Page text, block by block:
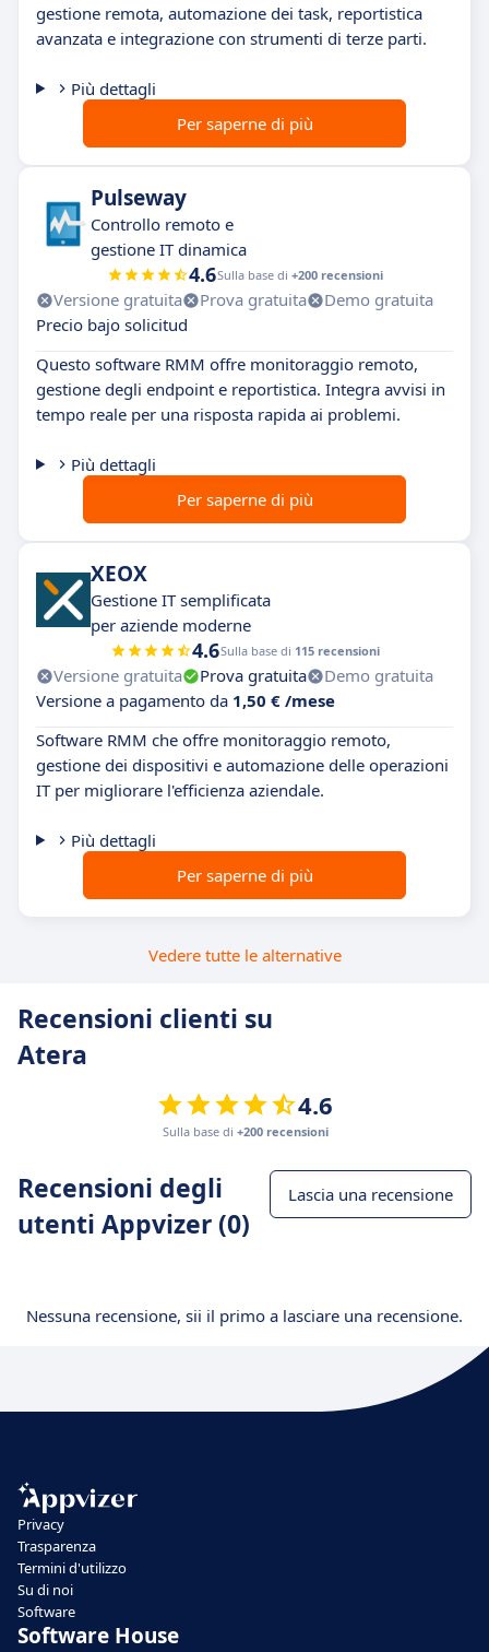
gestione remota, automazione dei task, reportistica
avanzata e integrazione con strumenti di terze parti.
Più dettagli
Per saperne di più
Pulseway
Controllo remoto e
gestione IT dinamica
4.6Sulla base di +200 recensioni
Versione gratuita Prova gratuita
Demo gratuita
Precio bajo solicitud
Questo software RMM offre monitoraggio remoto,
gestione degli endpoint e reportistica. Integra avvisi in
tempo reale per una risposta rapida ai problemi.
Più dettagli
Per saperne di più
XEOX
Gestione IT semplificata
per aziende moderne
4.6Sulla base di 115 recensioni
Versione gratuita Prova gratuita
Demo gratuita
Versione a pagamento da 1,50 € /mese
Software RMM che offre monitoraggio remoto,
gestione dei dispositivi e automazione delle operazioni
IT per migliorare l'efficienza aziendale.
Più dettagli
Per saperne di più
Vedere tutte le alternative
Recensioni clienti su
Atera
4.6
Sulla base di +200 recensioni
Recensioni degli
utenti Appvizer (0)
Lascia una recensione
Nessuna recensione, sii il primo a lasciare una recensione.
Privacy
Trasparenza
Termini d'utilizzo
Su di noi
Software
Software House